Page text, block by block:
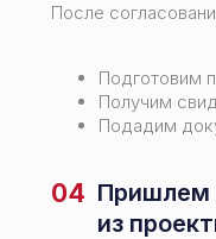
04 Пришлем
из
После
Подготовим
Получим
Подадим